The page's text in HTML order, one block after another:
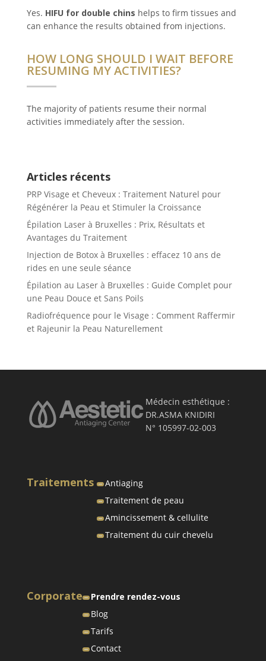
Yes. HIFU for double chins helps to firm tissues and
can enhance the results obtained from injections.
HOW LONG SHOULD I WAIT BEFORE
RESUMING MY ACTIVITIES?
The majority of patients resume their normal
activities immediately after the session.
Articles récents
PRP Visage et Cheveux : Traitement Naturel pour
Régénérer la Peau et Stimuler la Croissance
Épilation Laser à Bruxelles : Prix, Résultats et
Avantages du Traitement
Injection de Botox à Bruxelles : effacez 10 ans de
rides en une seule séance
Épilation au Laser à Bruxelles : Guide Complet pour
une Peau Douce et Sans Poils
Radiofréquence pour le Visage : Comment Raffermir
et Rajeunir la Peau Naturellement
Médecin esthétique :
DR.ASMA KNIDIRI
N° 105997-02-003
Traitements
Antiaging
Traitement de peau
Amincissement & cellulite
Traitement du cuir chevelu
Corporate
Prendre rendez-vous
Blog
Tarifs
Contact